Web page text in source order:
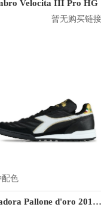
Velocita III Pro HG
暂无购买链接
配色
Diadora Pallone d'oro 201.174793